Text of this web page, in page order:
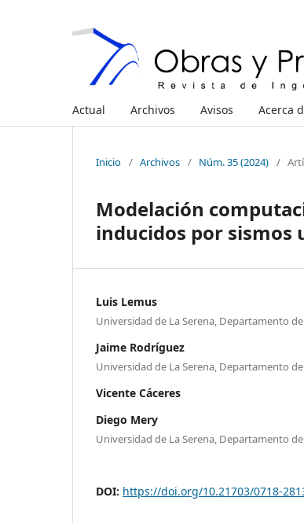
Actual Archivos Avisos Acerca
Inicio / Archivos / Núm. 35 (2024) /
Modelación
inducidos por sismos
Luis Lemus
Universidad de La Serena, Departamento
Jaime Rodríguez
Universidad de La Serena, Departamento
Vicente Cáceres
Diego Mery
Universidad de La Serena, Departamento
DOI: https://doi.org/10.21703/0718-